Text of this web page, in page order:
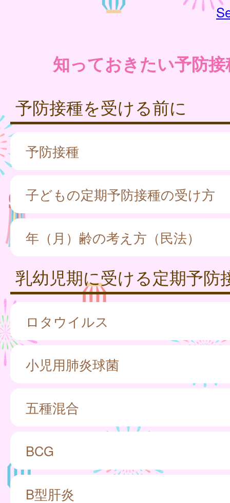
知っておきたい予防
予防接種を受ける前に
予防接種
子どもの定期予防接種の受け方
年（月）齢の考え方（民法）
乳幼児期に受ける定期予防
ロタウイルス
小児用肺炎球菌
五種混合
BCG
B型肝炎